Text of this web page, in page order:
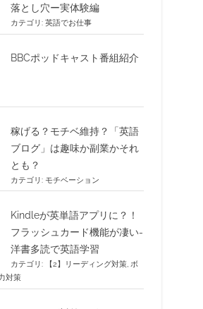
落とし穴ー実体験編
カテゴリ: 英語でお仕事
BBCポッドキャスト番組紹介
稼げる？モチベ維持？「英語
ブログ」は趣味か副業かそれ
とも？
カテゴリ: モチベーション
Kindleが英単語アプリに？！
フラッシュカード機能が凄い-
洋書多読で英語学習
カテゴリ: 【2】リーディング対策, ボ
対策